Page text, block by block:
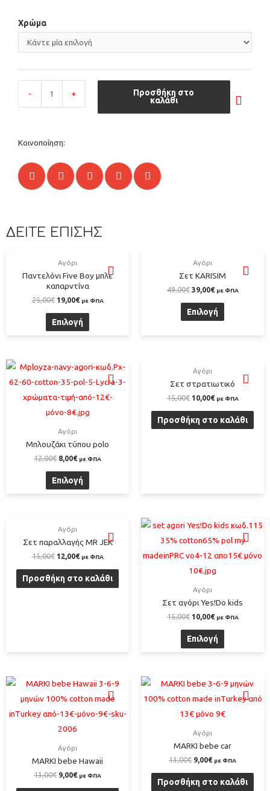
Χρώμα
- +
Προσθήκη στο
καλάθι
Κοινοποίηση:
ΔΕΙΤΕ ΕΠΙΣΗΣ
Αγόρι
Παντελόνι Five Boy μπλε
καπαρντίνα
25,00€ 19,00€ με ΦΠΑ
Επιλογή
Αγόρι
Σετ KARISIM
49,00€ 39,00€ με ΦΠΑ
Επιλογή
Αγόρι
Μπλουζάκι τύπου polo
12,00€ 8,00€ με ΦΠΑ
Επιλογή
Αγόρι
Σετ στρατιωτικό
15,00€ 10,00€ με ΦΠΑ
Προσθήκη στο καλάθι
Αγόρι
Σετ παραλλαγής MR JEK
15,00€ 12,00€ με ΦΠΑ
Προσθήκη στο καλάθι
Αγόρι
Σετ αγόρι Yes!Do kids
15,00€ 10,00€ με ΦΠΑ
Επιλογή
Αγόρι
MARKI bebe Hawaii
13,00€ 9,00€ με ΦΠΑ
Αγόρι
MARKI bebe car
13,00€ 9,00€ με ΦΠΑ
Προσθήκη στο καλάθι